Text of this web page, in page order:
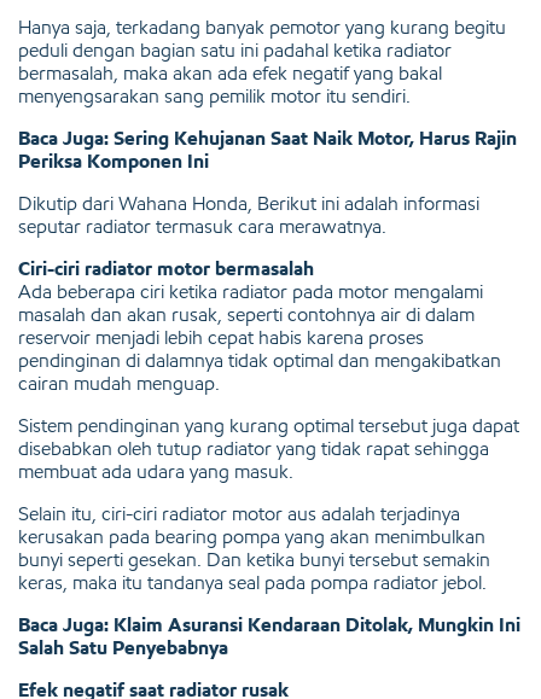
Hanya saja, terkadang banyak pemotor yang kurang begitu
peduli dengan bagian satu ini padahal ketika radiator
bermasalah, maka akan ada efek negatif yang bakal
menyengsarakan sang pemilik motor itu sendiri.
Baca Juga: Sering Kehujanan Saat Naik Motor, Harus Rajin
Periksa Komponen Ini
Dikutip dari Wahana Honda, Berikut ini adalah informasi
seputar radiator termasuk cara merawatnya.
Ciri-ciri radiator motor bermasalah
Ada beberapa ciri ketika radiator pada motor mengalami
masalah dan akan rusak, seperti contohnya air di dalam
reservoir menjadi lebih cepat habis karena proses
pendinginan di dalamnya tidak optimal dan mengakibatkan
cairan mudah menguap.
Sistem pendinginan yang kurang optimal tersebut juga dapat
disebabkan oleh tutup radiator yang tidak rapat sehingga
membuat ada udara yang masuk.
Selain itu, ciri-ciri radiator motor aus adalah terjadinya
kerusakan pada bearing pompa yang akan menimbulkan
bunyi seperti gesekan. Dan ketika bunyi tersebut semakin
keras, maka itu tandanya seal pada pompa radiator jebol.
Baca Juga: Klaim Asuransi Kendaraan Ditolak, Mungkin Ini
Salah Satu Penyebabnya
Efek negatif saat radiator rusak